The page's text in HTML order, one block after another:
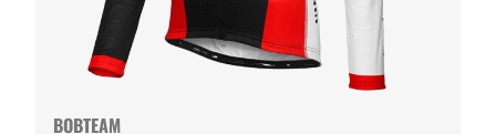
BOBTEAM